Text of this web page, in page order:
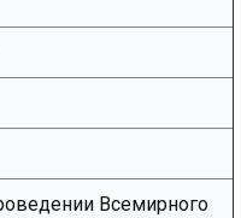
Всемирного